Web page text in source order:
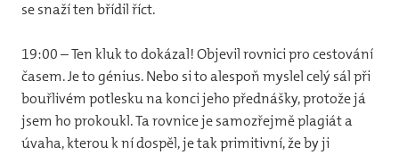
se snaží ten břídil říct.
19:00 – Ten kluk to dokázal! Objevil rovnici pro cestování
časem. Je to génius. Nebo si to alespoň myslel celý sál při
bouřlivém potlesku na konci jeho přednášky, protože já
jsem ho prokoukl. Ta rovnice je samozřejmě plagiát a
úvaha, kterou k ní dospěl, je tak primitivní, že by ji